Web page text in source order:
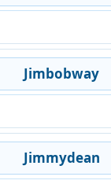
Jimbobway
Jimmydean